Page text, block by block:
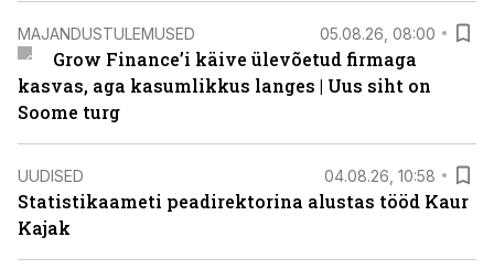
MAJANDUSTULEMUSED 05.08.26, 08:00
Grow Finance’i käive ülevõetud firmaga
kasvas, aga kasumlikkus langes | Uus siht on
Soome turg
UUDISED 04.08.26, 10:58
Statistikaameti peadirektorina alustas tööd Kaur
Kajak